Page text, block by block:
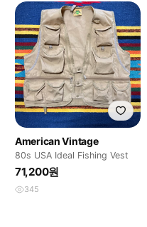
American Vintage
80s USA Ideal Fishing Vest
71,200원
345